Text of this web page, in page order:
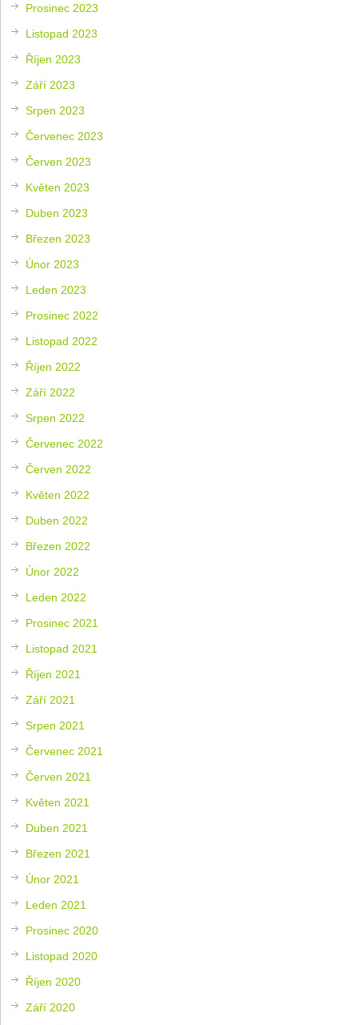
Prosinec 2023
Listopad 2023
Říjen 2023
Září 2023
Srpen 2023
Červenec 2023
Červen 2023
Květen 2023
Duben 2023
Březen 2023
Únor 2023
Leden 2023
Prosinec 2022
Listopad 2022
Říjen 2022
Září 2022
Srpen 2022
Červenec 2022
Červen 2022
Květen 2022
Duben 2022
Březen 2022
Únor 2022
Leden 2022
Prosinec 2021
Listopad 2021
Říjen 2021
Září 2021
Srpen 2021
Červenec 2021
Červen 2021
Květen 2021
Duben 2021
Březen 2021
Únor 2021
Leden 2021
Prosinec 2020
Listopad 2020
Říjen 2020
Září 2020